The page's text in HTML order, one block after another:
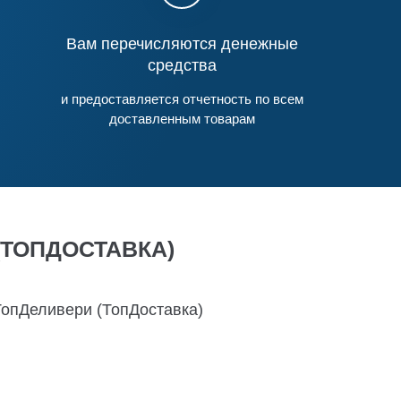
Вам перечисляются денежные
средства
и предоставляется отчетность по всем
доставленным товарам
(ТопДоставка)